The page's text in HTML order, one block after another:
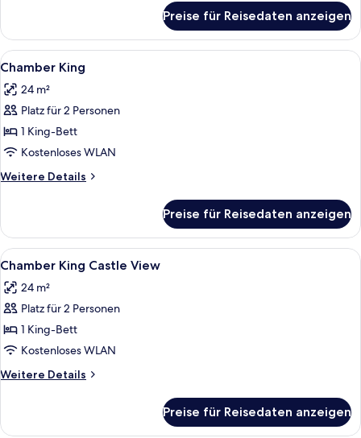
Twin
Beds
Preise für Reisedaten anzeigen
Alle
Fotos
für
Chamber
King
anzeigen
Ein Hotelzimmer mit einem großen
4
Chamber King
24 m²
Platz für 2 Personen
1 King-Bett
Kostenloses WLAN
Weitere Details
Weitere
King
Preise für Reisedaten anzeigen
Alle
Fotos
für
Chamber
King
Castle
View
anzeigen
Ein Hotelzimmer mit Bett, Bad mit
3
Chamber King Castle View
24 m²
Platz für 2 Personen
1 King-Bett
Kostenloses WLAN
Weitere Details
Weitere
King
Preise für Reisedaten anzeigen